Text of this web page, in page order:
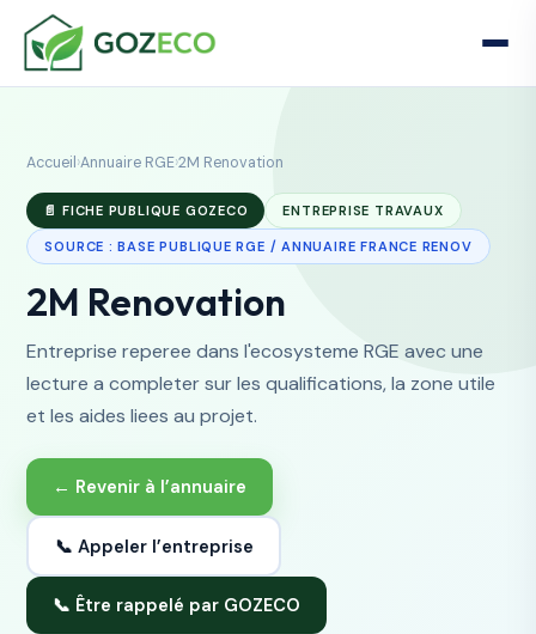
Accueil ›Annuaire RGE›2M Renovation
📄 FICHE PUBLIQUE GOZECO ENTREPRISE TRAVAUX
SOURCE : BASE PUBLIQUE RGE / ANNUAIRE FRANCE RENOV
2M Renovation
Entreprise reperee dans l'ecosysteme RGE avec une
lecture a completer sur les qualifications, la zone utile
et les aides liees au projet.
← Revenir à l’annuaire
📞 Appeler l’entreprise
📞 Être rappelé par GOZECO